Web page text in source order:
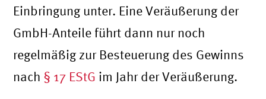
Einbringung unter. Eine Veräußerung der
GmbH-Anteile führt dann nur noch
regelmäßig zur Besteuerung des Gewinns
nach § 17 EStG im Jahr der Veräußerung.